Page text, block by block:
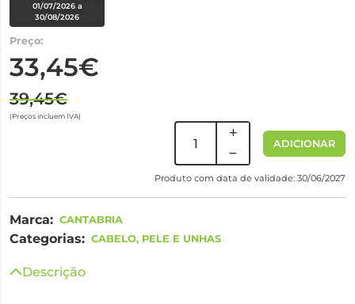
01/07/2026 a
30/08/2026
Preço:
33,45€
39,45€
(Preços incluem IVA)
ADICIONAR
Produto com data de validade: 30/06/2027
Marca: CANTABRIA
Categorias: CABELO, PELE E UNHAS
Descrição